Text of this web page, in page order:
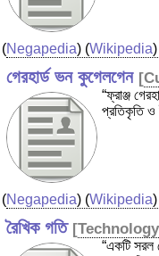
(Negapedia) (Wikipedia
গেরহার্ড ভন কুগেলগেন [
“ফ্রাঞ্জ
প্রতিকৃতি ও
(Negapedia) (Wikipedia
রৈখিক গতি [Technology
“একটি সরল